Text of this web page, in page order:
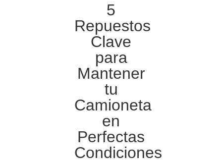
5
Repuestos
Clave
para
Mantener
tu
Camioneta
en
Perfectas
Condiciones